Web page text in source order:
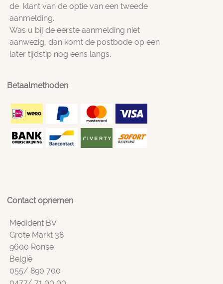
de klant van de optie van een tweede
aanmelding.
Was u bij de eerste aanmelding niet
aanwezig, dan komt de postbode op een
later tijdstip nog eens langs.
Betaalmethoden
Contact opnemen
Medident BV
Grote Markt 38
9600 Ronse
België
055/ 890 700